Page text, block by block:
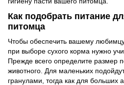
Как подобрать питание
питомца
Чтобы обеспечить вашему
при выборе сухого корма нужно
Прежде всего определите размер
животного. Для маленьких
гранулами, тогда как для больших